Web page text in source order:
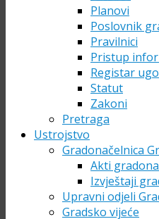
Planovi
Poslovnik
Pravilnici
Pristup
Registar
Statut
Zakoni
Pretraga
Ustrojstvo
Gradonačelnica
Akti
Izvještaji
Upravni odjeli
Gradsko vijeće